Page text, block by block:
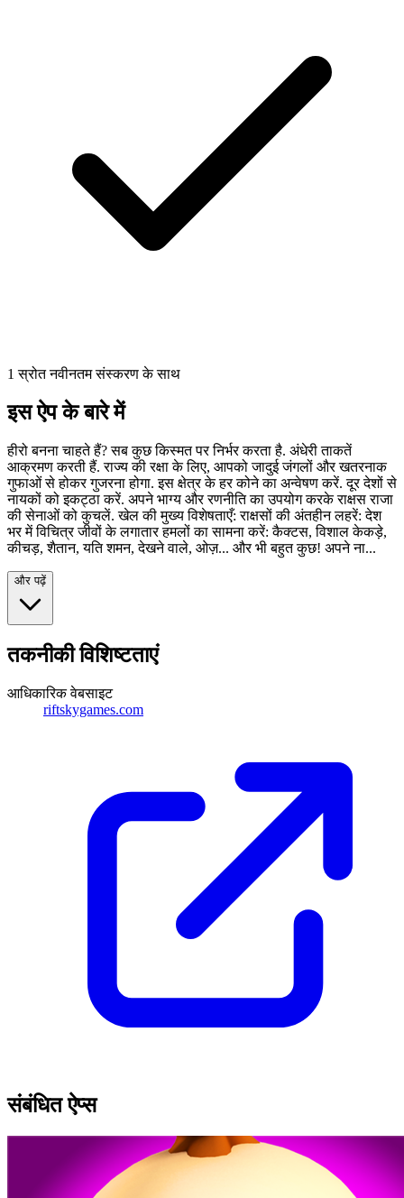
1 स्रोत नवीनतम संस्करण के साथ
इस ऐप के बारे में
हीरो बनना चाहते हैं? सब कुछ किस्मत पर निर्भर करता है. अंधेरी ताकतें
आक्रमण करती हैं. राज्य की रक्षा के लिए, आपको जादुई जंगलों और खतरनाक
गुफाओं से होकर गुजरना होगा. इस क्षेत्र के हर कोने का अन्वेषण करें. दूर देशों से
नायकों को इकट्ठा करें. अपने भाग्य और रणनीति का उपयोग करके राक्षस राजा
की सेनाओं को कुचलें. खेल की मुख्य विशेषताएँ: राक्षसों की अंतहीन लहरें: देश
भर में विचित्र जीवों के लगातार हमलों का सामना करें: कैक्टस, विशाल केकड़े,
कीचड़, शैतान, यति शमन, देखने वाले, ओज़... और भी बहुत कुछ! अपने ना...
और पढ़ें
तकनीकी विशिष्टताएं
आधिकारिक वेबसाइट
riftskygames.com
संबंधित ऐप्स